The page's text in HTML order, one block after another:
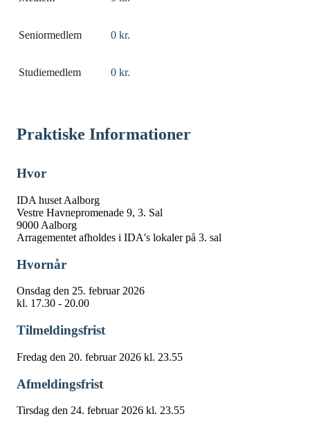
Seniormedlem 0 kr.
Studiemedlem 0 kr.
Praktiske Informationer
Hvor
IDA huset Aalborg
Vestre Havnepromenade 9, 3. Sal
9000 Aalborg
Arragementet afholdes i IDA's lokaler på 3. sal
Hvornår
Onsdag den 25. februar 2026
kl. 17.30 - 20.00
Tilmeldingsfrist
Fredag den 20. februar 2026 kl. 23.55
Afmeldingsfrist
Tirsdag den 24. februar 2026 kl. 23.55